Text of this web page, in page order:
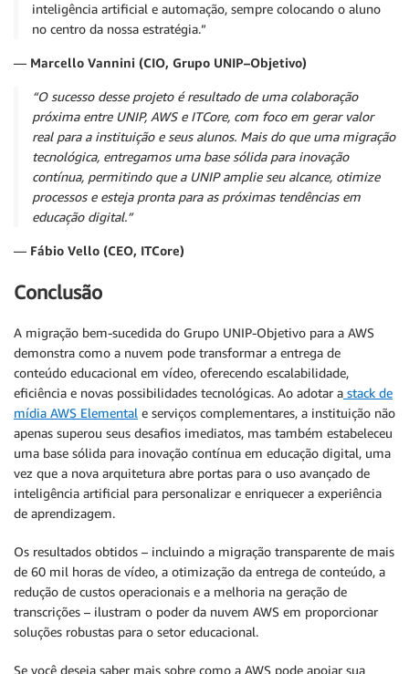
inteligência artificial e automação, sempre colocando o aluno
no centro da nossa estratégia.”
— Marcello Vannini (CIO, Grupo UNIP–Objetivo)
“O sucesso desse projeto é resultado de uma colaboração
próxima entre UNIP, AWS e ITCore, com foco em gerar valor
real para a instituição e seus alunos. Mais do que uma migração
tecnológica, entregamos uma base sólida para inovação
contínua, permitindo que a UNIP amplie seu alcance, otimize
processos e esteja pronta para as próximas tendências em
educação digital.”
— Fábio Vello (CEO, ITCore)
Conclusão
A migração bem-sucedida do Grupo UNIP-Objetivo para a AWS
demonstra como a nuvem pode transformar a entrega de
conteúdo educacional em vídeo, oferecendo escalabilidade,
eficiência e novas possibilidades tecnológicas. Ao adotar a stack de
mídia AWS Elemental e serviços complementares, a instituição não
apenas superou seus desafios imediatos, mas também estabeleceu
uma base sólida para inovação contínua em educação digital, uma
vez que a nova arquitetura abre portas para o uso avançado de
inteligência artificial para personalizar e enriquecer a experiência
de aprendizagem.
Os resultados obtidos – incluindo a migração transparente de mais
de 60 mil horas de vídeo, a otimização da entrega de conteúdo, a
redução de custos operacionais e a melhoria na geração de
transcrições – ilustram o poder da nuvem AWS em proporcionar
soluções robustas para o setor educacional.
Se você deseja saber mais sobre como a AWS pode apoiar sua